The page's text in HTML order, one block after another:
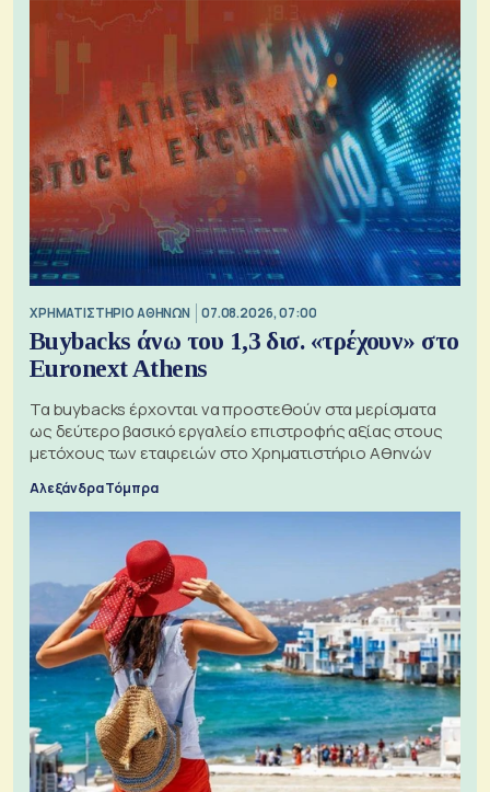
XΡΗΜΑΤΙΣΤΗΡΙΟ ΑΘΗΝΩΝ 07.08.2026, 07:00
Buybacks άνω του 1,3 δισ. «τρέχουν» στο
Euronext Athens
Τα buybacks έρχονται να προστεθούν στα μερίσματα
ως δεύτερο βασικό εργαλείο επιστροφής αξίας στους
μετόχους των εταιρειών στο Χρηματιστήριο Αθηνών
Αλεξάνδρα Τόμπρα